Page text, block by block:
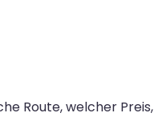
Route, welcher Preis,